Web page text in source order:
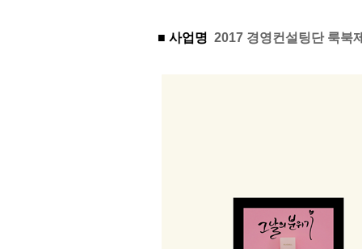
■ 사업명 2017 경영컨설팅단 룩북